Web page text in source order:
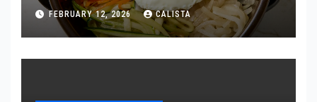
FEBRUARY 12, 2026 CALISTA